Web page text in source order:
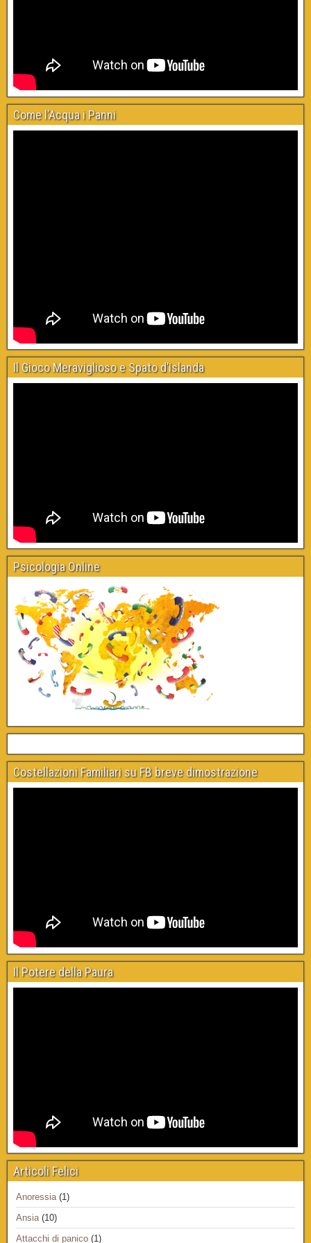
Come l’Acqua i Panni
Il Gioco Meraviglioso e Spato d’Islanda
Psicologia Online
Costellazioni Familiari su FB breve dimostrazione
Il Potere della Paura
Articoli Felici
Anoressia(1)
Ansia(10)
Attacchi di panico (1)